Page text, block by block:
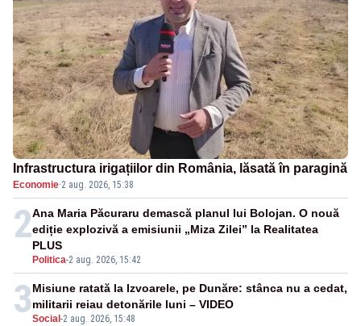
Infrastructura irigațiilor din România, lăsată în paragină
Economie·2 aug. 2026, 15:38
2
Politica-2 aug. 2026, 15:42
Ana Maria Păcuraru demască planul lui Bolojan. O nouă
ediție explozivă a emisiunii „Miza Zilei” la Realitatea
PLUS
3Social -2 aug. 2026, 15:48
Misiune ratată la Izvoarele, pe Dunăre: stânca nu a cedat,
militarii reiau detonările luni – VIDEO